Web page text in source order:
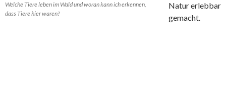
Welche Tiere leben im Wald und woran kann ich erkennen,
dass Tiere hier waren?
Natur erlebbar
gemacht.